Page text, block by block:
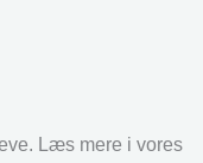
Læs mere i vores